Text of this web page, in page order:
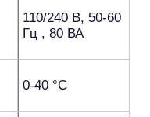
110/240 В, 50-60
Гц , 80 ВА
0-40 °С